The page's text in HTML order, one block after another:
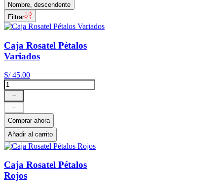
Nombre, descendente
Filtrar
Caja Rosatel Pétalos
Variados
S/ 45.00
＋
－
Comprar ahora
Añadir al carrito
Caja Rosatel Pétalos
Rojos